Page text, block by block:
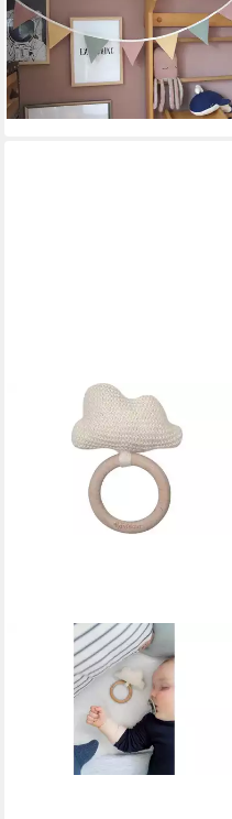
Wimpelkette Konfetti, 100%
Baumwolle, Geburtstag, Party,
Feiern, Girlande
14,99 €
lieferbar - in 2-3 Werktagen bei dir